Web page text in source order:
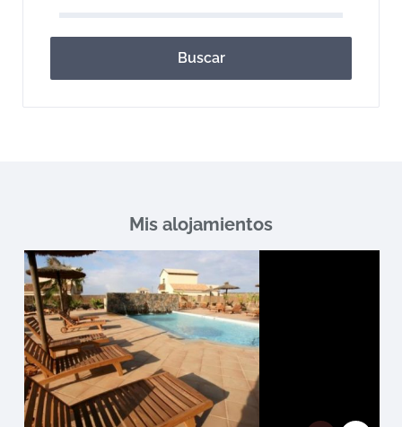
Buscar
Mis alojamientos